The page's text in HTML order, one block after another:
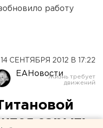
работу
14 СЕНТЯБРЯ 2012 В 17:22
ЕАНовости
зарыть